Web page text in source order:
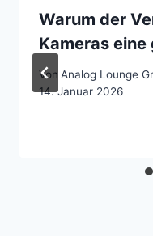
Warum der
Kameras
Von Analog Lounge
14. Januar 2026